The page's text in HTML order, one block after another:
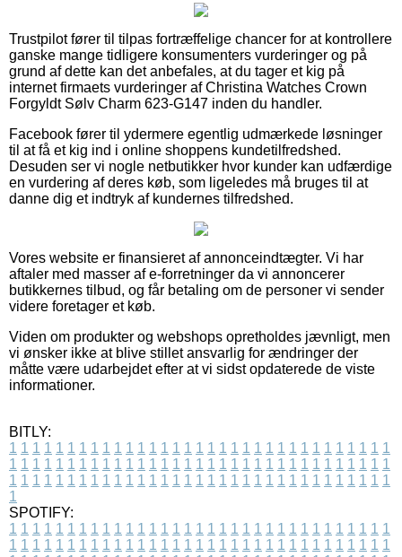
Trustpilot fører til tilpas fortræffelige chancer for at kontrollere
ganske mange tidligere konsumenters vurderinger og på
grund af dette kan det anbefales, at du tager et kig på
internet firmaets vurderinger af Christina Watches Crown
Forgyldt Sølv Charm 623-G147 inden du handler.
Facebook fører til ydermere egentlig udmærkede løsninger
til at få et kig ind i online shoppens kundetilfredshed.
Desuden ser vi nogle netbutikker hvor kunder kan udfærdige
en vurdering af deres køb, som ligeledes må bruges til at
danne dig et indtryk af kundernes tilfredshed.
Vores website er finansieret af annonceindtægter. Vi har
aftaler med masser af e-forretninger da vi annoncerer
butikkernes tilbud, og får betaling om de personer vi sender
videre foretager et køb.
Viden om produkter og webshops opretholdes jævnligt, men
vi ønsker ikke at blive stillet ansvarlig for ændringer der
måtte være udarbejdet efter at vi sidst opdaterede de viste
informationer.
BITLY:
1 1 1 1 1 1 1 1 1 1 1 1 1 1 1 1 1 1 1 1 1 1 1 1 1 1 1 1 1 1 1 1 1
1 1 1 1 1 1 1 1 1 1 1 1 1 1 1 1 1 1 1 1 1 1 1 1 1 1 1 1 1 1 1 1 1
1 1 1 1 1 1 1 1 1 1 1 1 1 1 1 1 1 1 1 1 1 1 1 1 1 1 1 1 1 1 1 1 1
1
SPOTIFY:
1 1 1 1 1 1 1 1 1 1 1 1 1 1 1 1 1 1 1 1 1 1 1 1 1 1 1 1 1 1 1 1 1
1 1 1 1 1 1 1 1 1 1 1 1 1 1 1 1 1 1 1 1 1 1 1 1 1 1 1 1 1 1 1 1 1